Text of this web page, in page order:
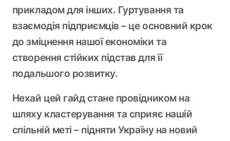
прикладом для інших. Гуртування та
взаємодія підприємців – це основний крок
до зміцнення нашої економіки та
створення стійких підстав для її
подальшого розвитку.
Нехай цей гайд стане провідником на
шляху кластерування та сприяє нашій
спільній меті – підняти Україну на новий